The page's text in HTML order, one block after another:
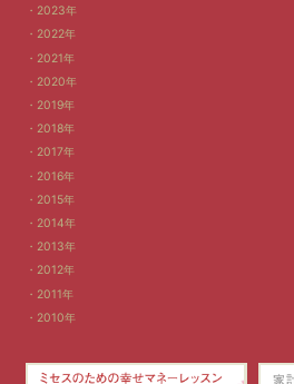
2023年
2022年
2021年
2020年
2019年
2018年
2017年
2016年
2015年
2014年
2013年
2012年
2011年
2010年